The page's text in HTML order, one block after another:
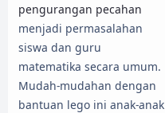
pengurangan pecahan
menjadi permasalahan
siswa dan guru
matematika secara umum.
Mudah-mudahan dengan
bantuan lego ini anak-anak